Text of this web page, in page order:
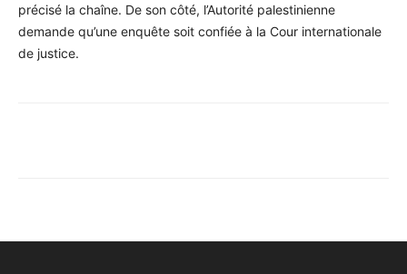
précisé la chaîne. De son côté, l’Autorité palestinienne
demande qu’une enquête soit confiée à la Cour internationale
de justice.